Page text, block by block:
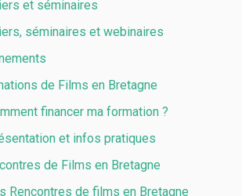
et séminaires
séminaires et webinaires
de Films en Bretagne
financer ma formation ?
et infos pratiques
de Films en Bretagne
Rencontres de films en Bretagne